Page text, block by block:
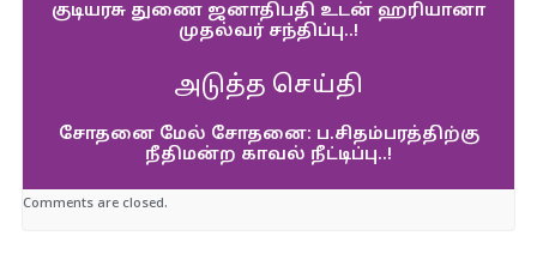
குடியரசு துணை ஜனாதிபதி உடன் ஹரியானா
முதல்வர் சந்திப்பு..!
அடுத்த செய்தி
சோதனை மேல் சோதனை: ப.சிதம்பரத்திற்கு
நீதிமன்ற காவல் நீட்டிப்பு..!
Comments are closed.